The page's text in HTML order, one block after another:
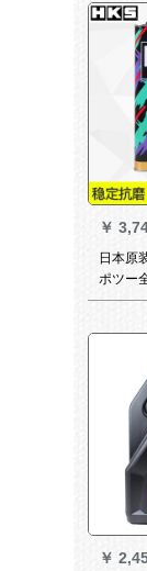
Lをくわ
￥
日本原
ポツー
高性能
￥